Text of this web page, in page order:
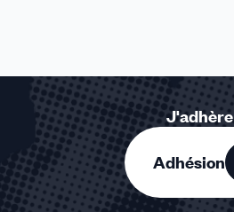
J'adhère
Adhésion